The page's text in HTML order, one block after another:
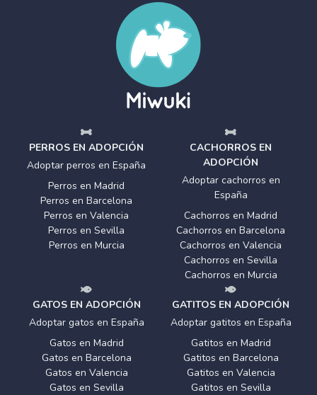
PERROS EN ADOPCIÓN
Adoptar perros en España
Perros en Madrid
Perros en Barcelona
Perros en Valencia
Perros en Sevilla
Perros en Murcia
CACHORROS EN
ADOPCIÓN
Adoptar cachorros en
España
Cachorros en Madrid
Cachorros en Barcelona
Cachorros en Valencia
Cachorros en Sevilla
Cachorros en Murcia
GATOS EN ADOPCIÓN
Adoptar gatos en España
Gatos en Madrid
Gatos en Barcelona
Gatos en Valencia
Gatos en Sevilla
GATITOS EN ADOPCIÓN
Adoptar gatitos en España
Gatitos en Madrid
Gatitos en Barcelona
Gatitos en Valencia
Gatitos en Sevilla